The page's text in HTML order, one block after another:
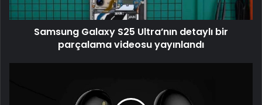
videosu
yayınlandı
Samsung Galaxy S25 Ultra’nın detaylı bir
parçalama videosu yayınlandı